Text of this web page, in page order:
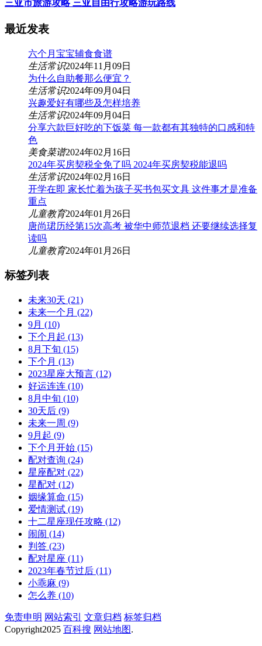
三亚市旅游攻略 三亚自由行攻略游玩路线
最近发表
六个月宝宝辅食食谱
生活常识2024年11月09日
为什么自助餐那么便宜？
生活常识2024年09月04日
兴趣爱好有哪些及怎样培养
生活常识2024年09月04日
分享六款巨好吃的下饭菜 每一款都有其独特的口感和特
色
美食菜谱2024年02月16日
2024年买房契税全免了吗 2024年买房契税能退吗
生活常识2024年02月16日
开学在即 家长忙着为孩子买书包买文具 这件事才是准备
重点
儿童教育2024年01月26日
唐尚珺历经第15次高考 被华中师范退档 还要继续选择复
读吗
儿童教育2024年01月26日
标签列表
未来30天 (21)
未来一个月 (22)
9月 (10)
下个月起 (13)
8月下旬 (15)
下个月 (13)
2023星座大预言 (12)
好运连连 (10)
8月中旬 (10)
30天后 (9)
未来一周 (9)
9月起 (9)
下个月开始 (15)
配对查询 (24)
星座配对 (22)
星配对 (12)
姻缘算命 (15)
爱情测试 (19)
十二星座现任攻略 (12)
闹闹 (14)
判答 (23)
配对星座 (11)
2023年春节过后 (11)
小乖麻 (9)
怎么养 (10)
免责申明 网站索引 文章归档 标签归档
Copyright2025 百科搜 网站地图.